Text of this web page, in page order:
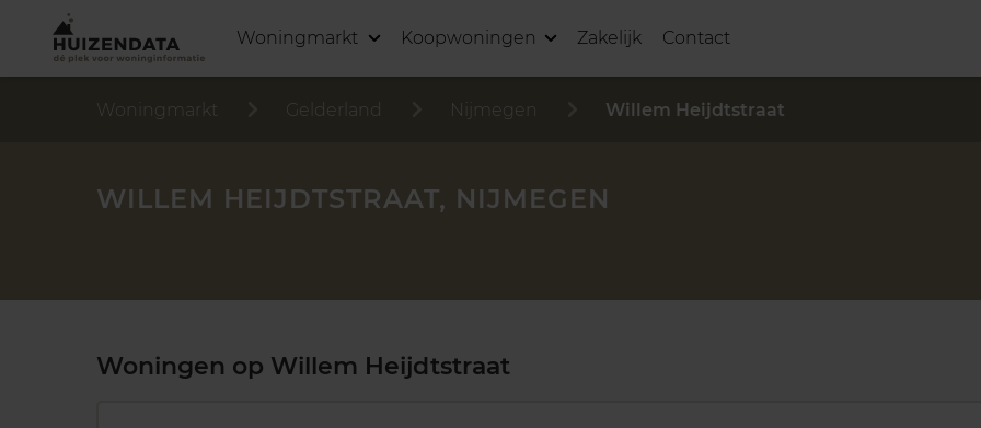
Woningmarkt Koopwoningen Zakelijk Contact
Woningmarkt Gelderland Nijmegen Willem Heijdtstraat
WILLEM HEIJDTSTRAAT, NIJMEGEN
Woningen op Willem Heijdtstraat